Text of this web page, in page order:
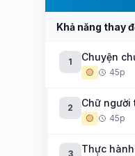
Khả năng thay
1 Chuyện
🟡 45p
2 Chữ người
🟡 45p
3
Thực